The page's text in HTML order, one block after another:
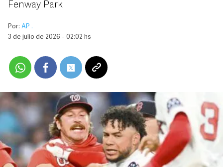
Fenway Park
Por: AP .
3 de julio de 2026 - 02:02 hs